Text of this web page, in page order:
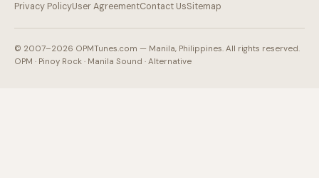
Privacy PolicyUser AgreementContact UsSitemap
© 2007–2026 OPMTunes.com — Manila, Philippines. All rights reserved.
OPM · Pinoy Rock · Manila Sound · Alternative